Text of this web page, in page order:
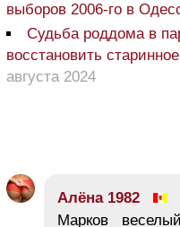
выборов 2006-го в
Судьба роддома в
восстановить
августа 2024
Алёна 1982
Марков веселый